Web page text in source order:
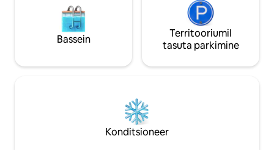
Lago Ferrovie Nordist või Piazza
Matteotost Como- Bellagio suunas,
Blevio suunas jõudmiseks kulub umbes 8
minutit, et jõuda Bleviosse - kaunistused
Savio peatusest umbes 100 m kaugusel
majast. Meeldiv alternatiiv
kasutamine alates Piazza Cavourist
Torno suunas, kust jõuad umbes 15
minuti jalutuskäigu kaugusel. PALUN
LUBA MUL VÄGA SOOVITADA
Bassein
Territooriumil
tasuta parkimine
Konditsioneer